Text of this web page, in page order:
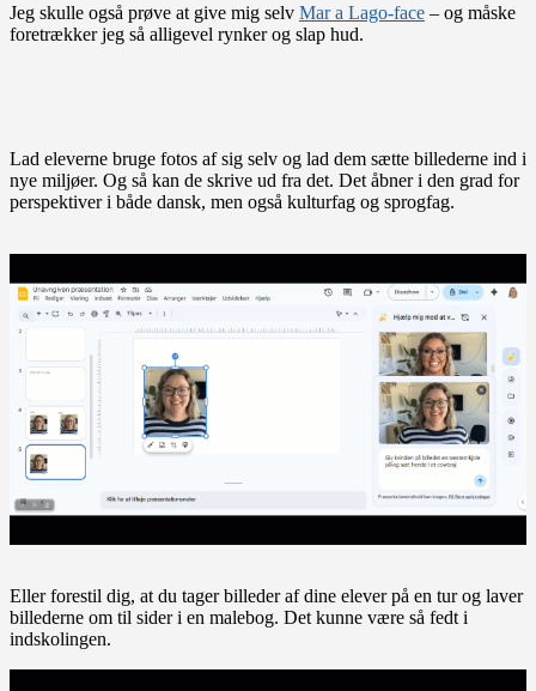
Jeg skulle også prøve at give mig selv Mar a Lago-face – og måske
foretrækker jeg så alligevel rynker og slap hud.
Lad eleverne bruge fotos af sig selv og lad dem sætte billederne ind i
nye miljøer. Og så kan de skrive ud fra det. Det åbner i den grad for
perspektiver i både dansk, men også kulturfag og sprogfag.
Eller forestil dig, at du tager billeder af dine elever på en tur og laver
billederne om til sider i en malebog. Det kunne være så fedt i
indskolingen.